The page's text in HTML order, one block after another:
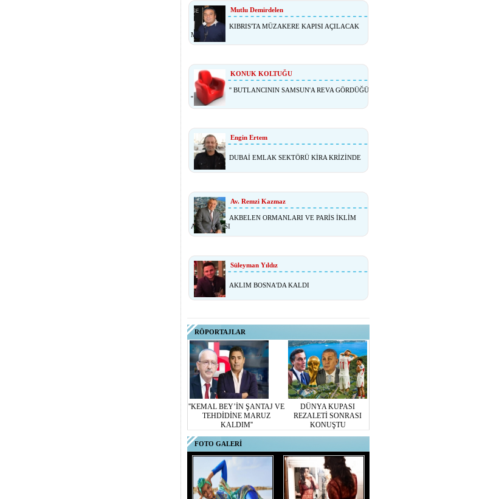
Mutlu Demirdelen
KIBRIS'TA MÜZAKERE KAPISI AÇILACAK
MI?
KONUK KOLTUĞU
'' BUTLANCININ SAMSUN'A REVA GÖRDÜĞÜ
''
Engin Ertem
DUBAİ EMLAK SEKTÖRÜ KİRA KRİZİNDE
Av. Remzi Kazmaz
AKBELEN ORMANLARI VE PARİS İKLİM
ANLAŞMASI
Süleyman Yıldız
AKLIM BOSNA'DA KALDI
RÖPORTAJLAR
''KEMAL BEY’İN ŞANTAJ VE
TEHDİDİNE MARUZ
KALDIM''
DÜNYA KUPASI
REZALETİ SONRASI
KONUŞTU
FOTO GALERİ